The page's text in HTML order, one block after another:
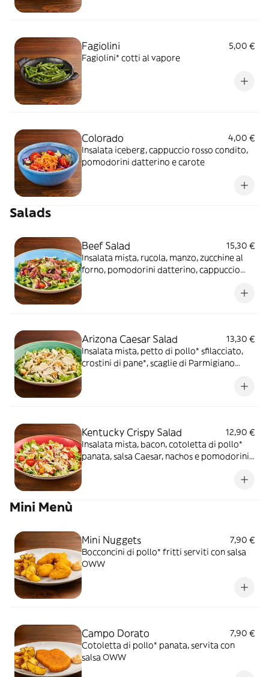
Fagiolini
5,00 €
Fagiolini* cotti al vapore
Colorado
4,00 €
Insalata iceberg, cappuccio rosso condito,
pomodorini datterino e carote
Salads
Beef Salad
15,30 €
Insalata mista, rucola, manzo, zucchine al
forno, pomodorini datterino, cappuccio
Arizona Caesar Salad
13,30 €
Insalata mista, petto di pollo* sfilacciato,
crostini di pane*, scaglie di Parmigiano
Kentucky Crispy Salad
12,90 €
Insalata mista, bacon, cotoletta di pollo*
panata, salsa Caesar, nachos e pomodorini
Mini Menù
Mini Nuggets
7,90 €
Bocconcini di pollo* fritti serviti con salsa
OWW
Campo Dorato
7,90 €
Cotoletta di pollo* panata, servita con
salsa OWW